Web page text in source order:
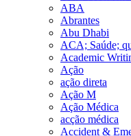
ABA
Abrantes
Abu Dhabi
ACA; Saúde;
Academic
Ação
ação direta
Ação M
Ação Médica
acção médica
Accident &